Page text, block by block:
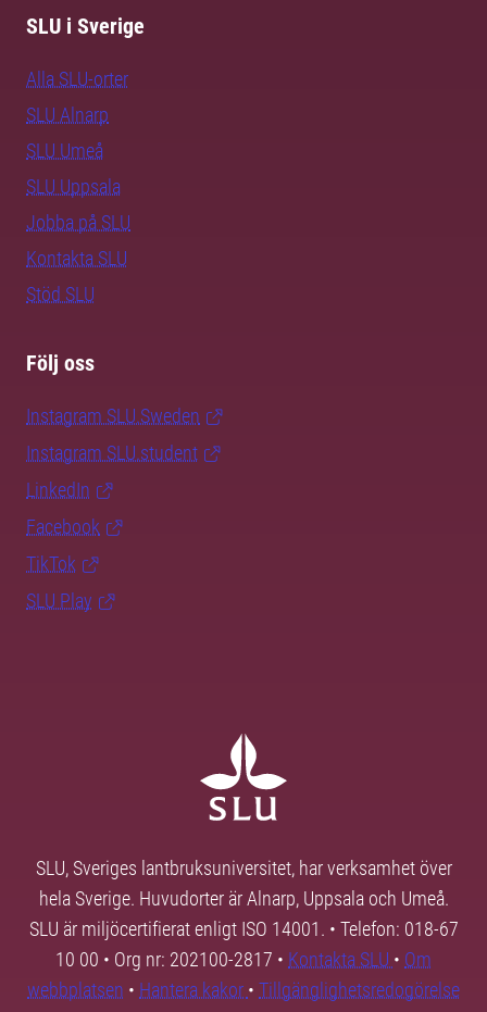
SLU i Sverige
Alla SLU-orter
SLU Alnarp
SLU Umeå
SLU Uppsala
Jobba på SLU
Kontakta SLU
Stöd SLU
Följ oss
Instagram SLU.Sweden
Instagram SLU.student
LinkedIn
Facebook
TikTok
SLU Play
SLU, Sveriges lantbruksuniversitet, har verksamhet över
hela Sverige. Huvudorter är Alnarp, Uppsala och Umeå.
SLU är miljöcertifierat enligt ISO 14001. • Telefon: 018-67
10 00 • Org nr: 202100-2817 • Kontakta SLU • Om
webbplatsen • Hantera kakor • Tillgänglighetsredogörelse